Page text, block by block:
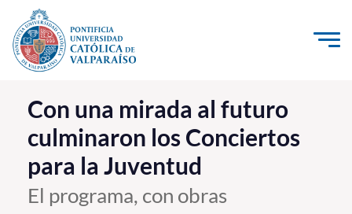
Click acá para ir directamente al contenido
La Universidad
Investigación, Creación e Innovación
PUCV Internacional
Vinculación con el Medio
Con una mirada al futuro
culminaron los Conciertos
para la Juventud
El programa, con obras